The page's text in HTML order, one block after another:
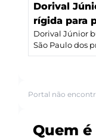
Dorival
rígida para
Dorival Júnior
São Paulo dos
Portal não
Quem